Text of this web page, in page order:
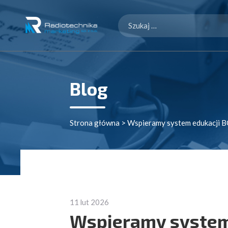
Szukaj:
Blog
Strona główna > Wspieramy system edukacji
11 lut 2026
Wspieramy